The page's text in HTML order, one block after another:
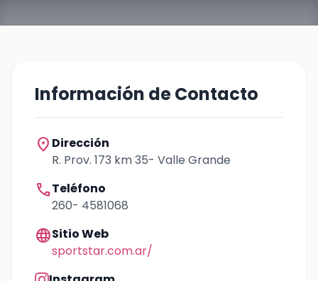
Información de Contacto
location_on Dirección
R. Prov. 173 km 35- Valle Grande
callTeléfono
260- 4581068
languageSitio Web
sportstar.com.ar/